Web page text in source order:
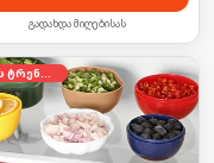
გადახდა მიღებისას
დღეს ტრენდში